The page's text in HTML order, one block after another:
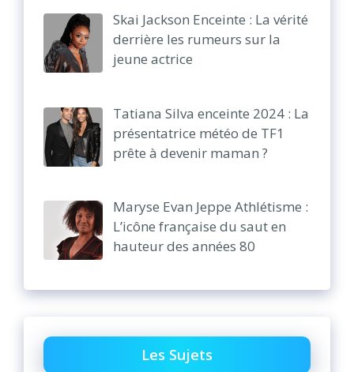
Skai Jackson Enceinte : La vérité
derrière les rumeurs sur la
jeune actrice
Tatiana Silva enceinte 2024 : La
présentatrice météo de TF1
prête à devenir maman ?
Maryse Evan Jeppe Athlétisme :
L’icône française du saut en
hauteur des années 80
Les Sujets